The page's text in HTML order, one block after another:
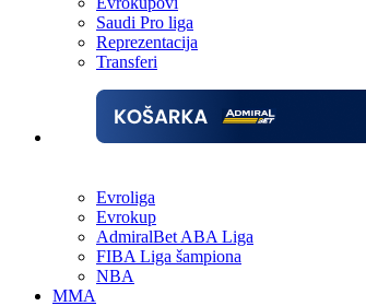
Saudi Pro liga
Reprezentacija
Transferi
Evroliga
Evrokup
AdmiralBet ABA Liga
FIBA Liga šampiona
NBA
MMA